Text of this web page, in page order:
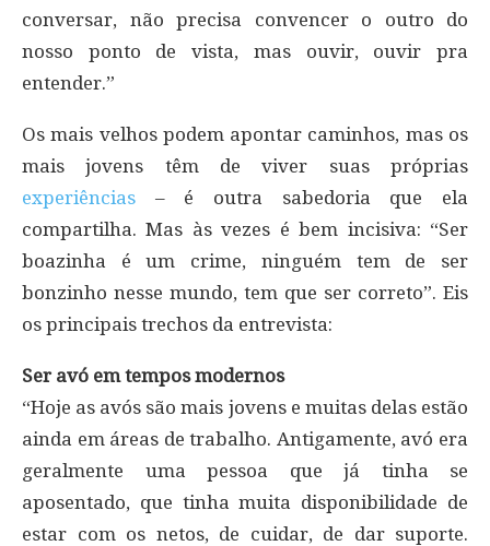
conversar, não precisa convencer o outro do
nosso ponto de vista, mas ouvir, ouvir pra
entender.”
Os mais velhos podem apontar caminhos, mas os
mais jovens têm de viver suas próprias
experiências – é outra sabedoria que ela
compartilha. Mas às vezes é bem incisiva: “Ser
boazinha é um crime, ninguém tem de ser
bonzinho nesse mundo, tem que ser correto”. Eis
os principais trechos da entrevista:
Ser avó em tempos modernos
“Hoje as avós são mais jovens e muitas delas estão
ainda em áreas de trabalho. Antigamente, avó era
geralmente uma pessoa que já tinha se
aposentado, que tinha muita disponibilidade de
estar com os netos, de cuidar, de dar suporte.